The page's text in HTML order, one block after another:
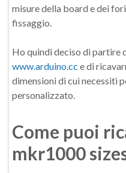
misure della board e dei
fissaggio.
Ho quindi deciso di partire
www.arduino.cc e di
dimensioni di cui necessiti
personalizzato.
Come puoi
mkr1000